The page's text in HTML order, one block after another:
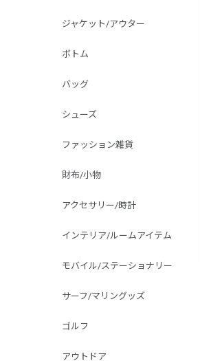
ジャケット/アウター
ボトム
バッグ
シューズ
ファッション雑貨
財布/小物
アクセサリー/時計
インテリア/ルームアイテム
モバイル/ステーショナリー
サーフ/マリングッズ
ゴルフ
アウトドア